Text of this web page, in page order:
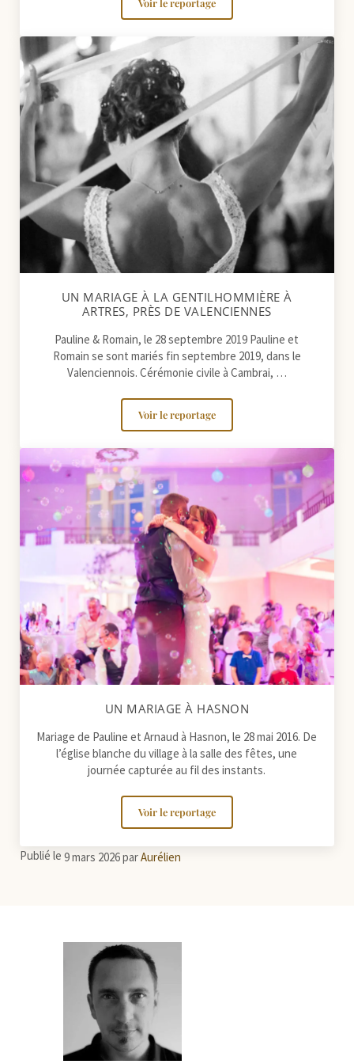
Voir le reportageUn mariage en toute simplicité : de la
UN MARIAGE À LA GENTILHOMMIÈRE À
ARTRES, PRÈS DE VALENCIENNES
Pauline & Romain, le 28 septembre 2019 Pauline et
Romain se sont mariés fin septembre 2019, dans le
Valenciennois. Cérémonie civile à Cambrai, …
Voir le reportageUn mariage à la Gentilhommière à
UN MARIAGE À HASNON
Mariage de Pauline et Arnaud à Hasnon, le 28 mai 2016. De
l’église blanche du village à la salle des fêtes, une
journée capturée au fil des instants.
Voir le reportageUn mariage à Hasnon
Publié le 9 mars 2026parAurélien